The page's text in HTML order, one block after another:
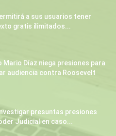
a sus usuarios tener
gratis ilimitados...
Mario Díaz niega presiones para
audiencia contra Roosevelt
presuntas presiones
Judicial en caso...